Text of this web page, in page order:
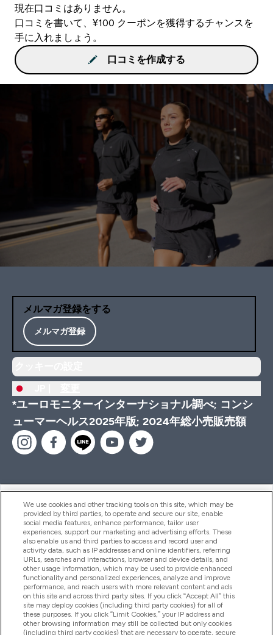
現在口コミはありません。
口コミを書いて、¥100 クーポンを獲得するチャンスを
手に入れましょう。
口コミを作成する
メルマガ登録をする
メルマガ登録
*ユーロモニターインターナショナル調べ; コンシ
ューマーヘルス2025年版; 2024年総小売販売額
ヘルプ＆ガイド
商品について
会社概要
特典＆ポイント
We use cookies and other tracking tools on this site, which may be
provided by third parties, to operate and secure our site, enable
social media features, enhance performance, tailor user
experiences, support our marketing and advertising efforts. These
also enable us and third parties to access and record user and
activity data, such as IP addresses and online identifiers, referring
URLs, searches and interactions, browser and device details, and
other usage information, which may be used to provide enhanced
functionality and personalized experiences, analyze and improve
performance, and reach users with more relevant content and ads
on this site and across third party sites. If you click “Accept All” this
site may deploy cookies (including third party cookies) for all of
these purposes. If you click “Limit Cookies,” your IP address and
other browsing information may still be collected but only cookies
(including third party cookies) that are necessary to operate, secure